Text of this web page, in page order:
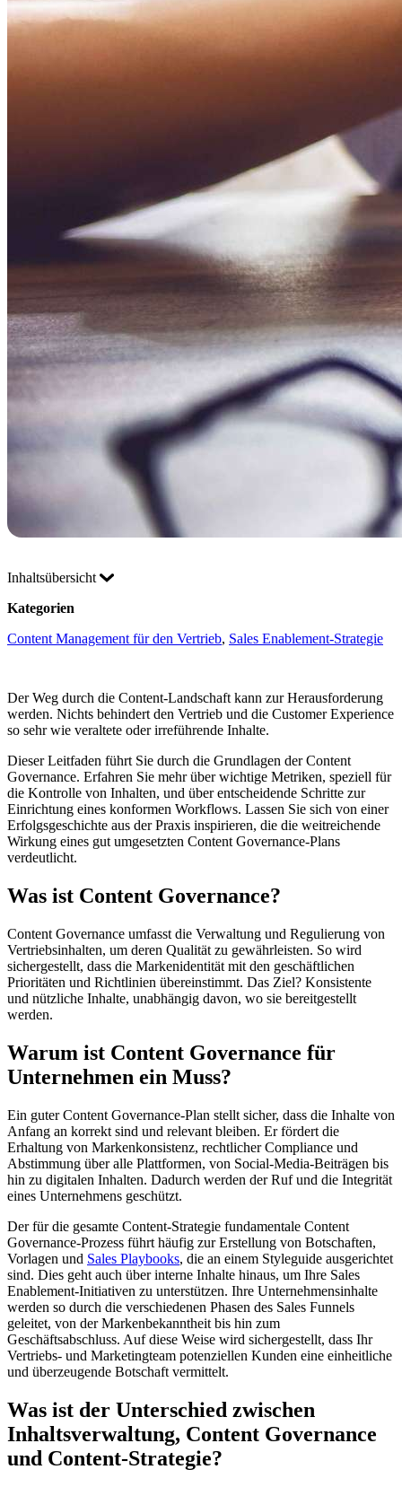
Inhaltsübersicht
Kategorien
Content Management für den Vertrieb, Sales Enablement-Strategie
Der Weg durch die Content-Landschaft kann zur Herausforderung
werden. Nichts behindert den Vertrieb und die Customer Experience
so sehr wie veraltete oder irreführende Inhalte.
Dieser Leitfaden führt Sie durch die Grundlagen der Content
Governance. Erfahren Sie mehr über wichtige Metriken, speziell für
die Kontrolle von Inhalten, und über entscheidende Schritte zur
Einrichtung eines konformen Workflows. Lassen Sie sich von einer
Erfolgsgeschichte aus der Praxis inspirieren, die die weitreichende
Wirkung eines gut umgesetzten Content Governance-Plans
verdeutlicht.
Was ist Content Governance?
Content Governance umfasst die Verwaltung und Regulierung von
Vertriebsinhalten, um deren Qualität zu gewährleisten. So wird
sichergestellt, dass die Markenidentität mit den geschäftlichen
Prioritäten und Richtlinien übereinstimmt. Das Ziel? Konsistente
und nützliche Inhalte, unabhängig davon, wo sie bereitgestellt
werden.
Warum ist Content Governance für
Unternehmen ein Muss?
Ein guter Content Governance-Plan stellt sicher, dass die Inhalte von
Anfang an korrekt sind und relevant bleiben. Er fördert die
Erhaltung von Markenkonsistenz, rechtlicher Compliance und
Abstimmung über alle Plattformen, von Social-Media-Beiträgen bis
hin zu digitalen Inhalten. Dadurch werden der Ruf und die Integrität
eines Unternehmens geschützt.
Der für die gesamte Content-Strategie fundamentale Content
Governance-Prozess führt häufig zur Erstellung von Botschaften,
Vorlagen und Sales Playbooks, die an einem Styleguide ausgerichtet
sind. Dies geht auch über interne Inhalte hinaus, um Ihre Sales
Enablement-Initiativen zu unterstützen. Ihre Unternehmensinhalte
werden so durch die verschiedenen Phasen des Sales Funnels
geleitet, von der Markenbekanntheit bis hin zum
Geschäftsabschluss. Auf diese Weise wird sichergestellt, dass Ihr
Vertriebs- und Marketingteam potenziellen Kunden eine einheitliche
und überzeugende Botschaft vermittelt.
Was ist der Unterschied zwischen
Inhaltsverwaltung, Content Governance
und Content-Strategie?